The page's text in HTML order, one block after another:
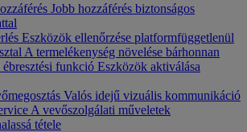
Jobb hozzáférés biztonságos
Eszközök ellenőrzése platformfüggetlenül
A termelékenység növelése bárhonnan
funkció Eszközök aktiválása
Valós idejű vizuális kommunikáció
A vevőszolgálati műveletek
tétele